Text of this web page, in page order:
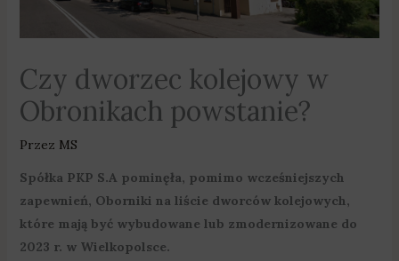
Czy dworzec kolejowy w
Obronikach powstanie?
Przez MS
Spółka PKP S.A pominęła, pomimo wcześniejszych
zapewnień, Oborniki na liście dworców kolejowych,
które mają być wybudowane lub zmodernizowane do
2023 r. w Wielkopolsce.